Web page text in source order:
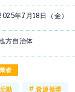
者
年7月18日（金）
方自治体
動 #資源循環